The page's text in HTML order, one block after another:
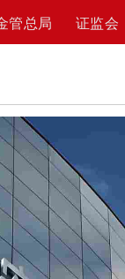
管总局 证监会